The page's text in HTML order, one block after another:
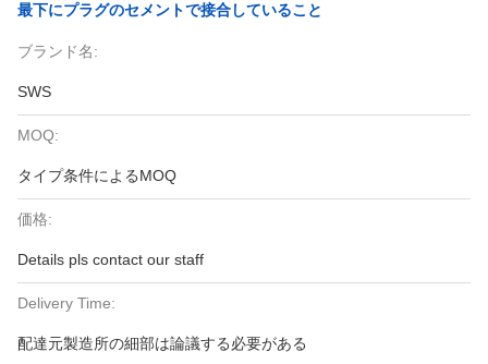
最下にプラグのセメントで接合していること
ブランド名:
SWS
MOQ:
タイプ条件によるMOQ
価格:
Details pls contact our staff
Delivery Time:
配達元製造所の細部は論議する必要がある